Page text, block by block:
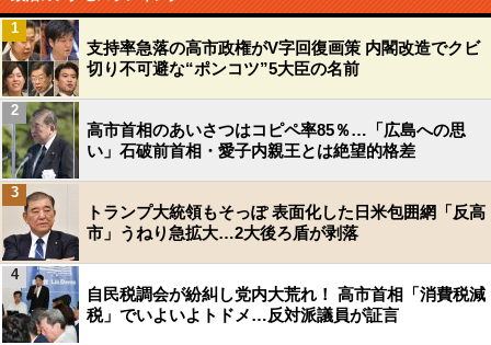
支持率急落の高市政権がV字回復画策 内閣改造でクビ
切り不可避な“ポンコツ”5大臣の名前
1
高市首相のあいさつはコピペ率85％…「広島への思
い」石破前首相・愛子内親王とは絶望的格差
2
トランプ大統領もそっぽ 表面化した日米包囲網「反高
市」うねり急拡大…2大後ろ盾が剥落
3
自民税調会が紛糾し党内大荒れ！ 高市首相「消費税減
税」でいよいよトドメ…反対派議員が証言
4